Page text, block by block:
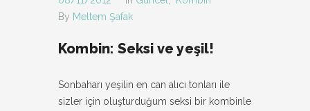
By Meltem Şafak
Kombin: Seksi ve yeşil!
Sonbaharı yeşilin en can alıcı tonları ile
sizler için oluşturduğum seksi bir kombinle